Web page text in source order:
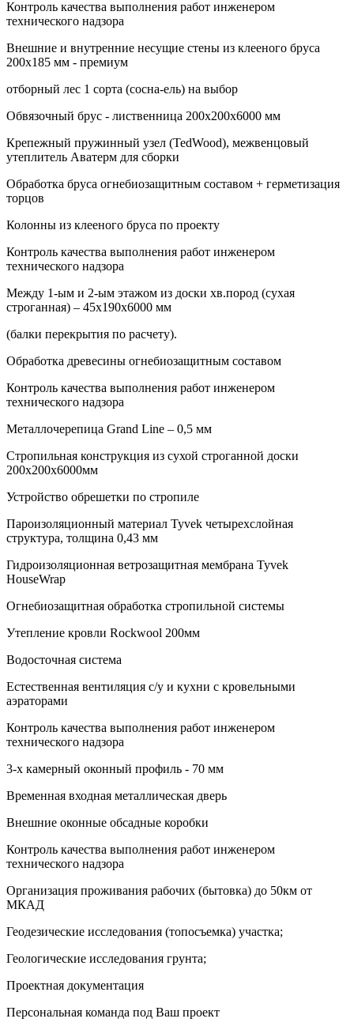
Контроль качества выполнения работ инженером
технического надзора
Внешние и внутренние несущие стены из клееного бруса
200х185 мм - премиум
отборный лес 1 сорта (сосна-ель) на выбор
Обвязочный брус - лиственница 200х200х6000 мм
Крепежный пружинный узел (TedWood), межвенцовый
утеплитель Аватерм для сборки
Обработка бруса огнебиозащитным составом + герметизация
торцов
Колонны из клееного бруса по проекту
Контроль качества выполнения работ инженером
технического надзора
Между 1-ым и 2-ым этажом из доски хв.пород (сухая
строганная) – 45х190х6000 мм
(балки перекрытия по расчету).
Обработка древесины огнебиозащитным составом
Контроль качества выполнения работ инженером
технического надзора
Металлочерепица Grand Line – 0,5 мм
Стропильная конструкция из сухой строганной доски
200х200х6000мм
Устройство обрешетки по стропиле
Пароизоляционный материал Tyvek четырехслойная
структура, толщина 0,43 мм
Гидроизоляционная ветрозащитная мембрана Tyvek
HouseWrap
Огнебиозащитная обработка стропильной системы
Утепление кровли Rockwool 200мм
Водосточная система
Естественная вентиляция с/у и кухни с кровельными
аэраторами
Контроль качества выполнения работ инженером
технического надзора
3-х камерный оконный профиль - 70 мм
Временная входная металлическая дверь
Внешние оконные обсадные коробки
Контроль качества выполнения работ инженером
технического надзора
Организация проживания рабочих (бытовка) до 50км от
МКАД
Геодезические исследования (топосъемка) участка;
Геологические исследования грунта;
Проектная документация
Персональная команда под Ваш проект